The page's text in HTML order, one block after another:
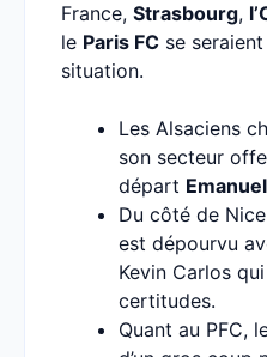
France, Strasbourg,
le Paris FC se
situation.
Les Alsaciens
son secteur
départ
Du côté de
est dépourvu
Kevin Carlos
certitudes.
Quant au PFC,